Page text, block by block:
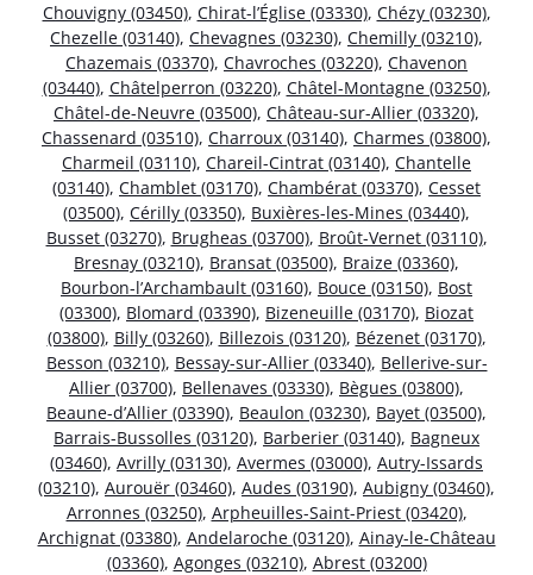
Chouvigny (03450), Chirat-l’Église (03330), Chézy (03230),
Chezelle (03140), Chevagnes (03230), Chemilly (03210),
Chazemais (03370), Chavroches (03220), Chavenon
(03440), Châtelperron (03220), Châtel-Montagne (03250),
Châtel-de-Neuvre (03500), Château-sur-Allier (03320),
Chassenard (03510), Charroux (03140), Charmes (03800),
Charmeil (03110), Chareil-Cintrat (03140), Chantelle
(03140), Chamblet (03170), Chambérat (03370), Cesset
(03500), Cérilly (03350), Buxières-les-Mines (03440),
Busset (03270), Brugheas (03700), Broût-Vernet (03110),
Bresnay (03210), Bransat (03500), Braize (03360),
Bourbon-l’Archambault (03160), Bouce (03150), Bost
(03300), Blomard (03390), Bizeneuille (03170), Biozat
(03800), Billy (03260), Billezois (03120), Bézenet (03170),
Besson (03210), Bessay-sur-Allier (03340), Bellerive-sur-
Allier (03700), Bellenaves (03330), Bègues (03800),
Beaune-d’Allier (03390), Beaulon (03230), Bayet (03500),
Barrais-Bussolles (03120), Barberier (03140), Bagneux
(03460), Avrilly (03130), Avermes (03000), Autry-Issards
(03210), Aurouër (03460), Audes (03190), Aubigny (03460),
Arronnes (03250), Arpheuilles-Saint-Priest (03420),
Archignat (03380), Andelaroche (03120), Ainay-le-Château
(03360), Agonges (03210), Abrest (03200)